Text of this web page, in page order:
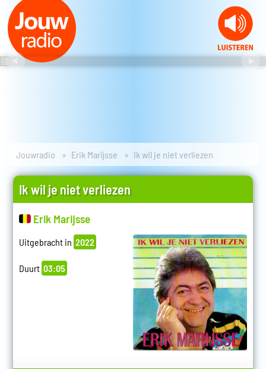
Jouwradio Erik Marijsse Ik wil je niet verliezen
Ik wil je niet verliezen
Erik Marijsse
Uitgebracht in 2022
Duurt 03:05